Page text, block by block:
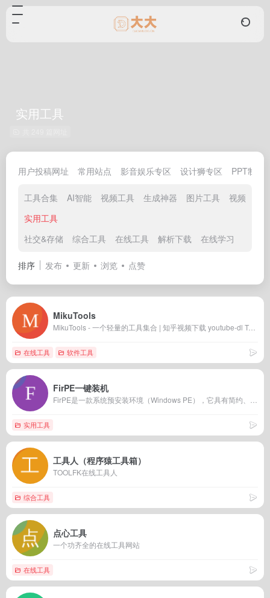
实用工具
用户投稿网址 常用站点 影音娱乐专区 设计狮专区 PPT制作
工具合集 AI智能 视频工具 生成神器 图片工具
视频解析
实用工具
社交&存储
综合工具 在线工具 解析下载 在线学习
排序 发布 更新 浏览 点赞
MikuTools
MikuTools - 一个轻量的工具集合 | 知乎视频下载 youtube-dl Twitter 视频下载 Telegram 贴纸下载 TED 视频下载 SS/R/V2ray 配置解析 SpankBang 视频下载SoundCloud 歌曲下载 Pornhub 风格Logoniconico 视频下载追新番Instagram 视频图片下载身份证制作Facebook 视频下载AV 信息查询磁力搜索Bilibili 视频下载Bilibili 轻视频下载追老番5sing 歌曲下载网易云视频下载网易云歌曲下载网易云刷等级 其他工具淘宝优惠券精选这是什么动漫微博信息反查天气查询收款码合并屏幕缺陷测试淘口令解析帮你百度电脑录屏工具时钟屏保二维码生成/解析番茄时钟Oricon 排行榜新闻聚合号码归属地查询LINE 贴纸下载人生小格快递查询日本传统色HTML转PDF显卡天梯图网页源码查看短链接还原CPU 天梯图颜色处理我们都是孙笑川身份证解析中国传统色坂道系成员博客备案查询银行卡类型查询新番时间表哔哩哔哩BV转AV 数据换算温度单位转换亲戚关系计算器财务数字大小写转换进制转换实时汇率转换重量单位转换体积单位转换时间单位转换存储数据单位转换速度单位转换压力单位转换功率单位转换长度单位转换力单位转换密度单位转换面积单位转换 图片相关YouTube 风格Logo身份证加水印视频转 GIF图片隐藏文字以图搜图图片裁剪图片提取文字微博生成器图片加包浆图片加滤镜图片编辑GIF 图片分解人脸相似度对比图片 EXIF 查看抖音风格文字生成bilibili 封面获取图片无损放大ACG 表情包制作 文字处理零宽空格加密一个顶俩英文艺术字体文字转语音在线翻译中英文加空格艺术字符生成盲人摸象加密富文本编辑器文本去重随机数生成汉字转拼音造新词摩斯电码加密Markdown 编辑器日语转换简体繁体互转 编程开发XML转JSONWhois 信息查询URL 格式化UserAgent 解析时间戳转换Star 历史查询SQL 格式化Linux 命令查询JSON 转 GolangJSON 编辑器JS 压缩IP 地址查询HTML转MarkDown文本编码解码CURL 转编程语言CSS 压缩文本哈希加密模拟执行 Cron 表达式CIDR 计算前端 CDN 查询CSS 兼容性处理正则大全 过气工具乳摇图片制作头像加口罩令和举牌生成Cyberpunk 2077 图片制作头像加圣诞帽黑白头像制作
在线工具 软件工具
FirPE一键装机
实用工具
工具人（程序猿工具箱）
TOOLFK在线工具人
综合工具
点心工具
一个功齐全的在线工具网站
在线工具